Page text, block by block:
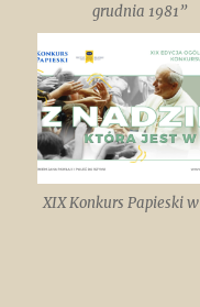
grudnia 1981”
XIX Konkurs Papieski